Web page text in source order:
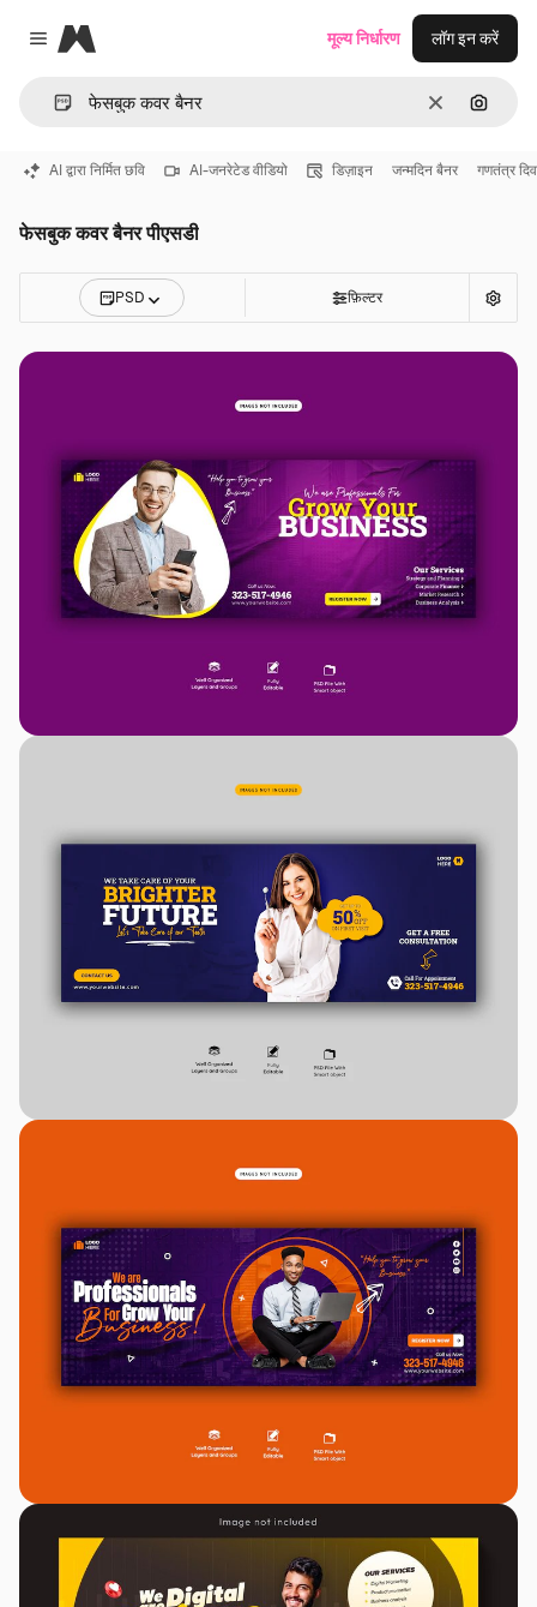
Close menu
Magnific
साफ़ इमेज से
मूल्य निर्धारण लॉग इन करें
AI द्वारा निर्मित छवि AI-जनरेटेड वीडियो डिज़ाइन जन्मदिन बैनर गणतंत्र
फेसबुक कवर बैनर पीएसडी
PSD फ़िल्टर